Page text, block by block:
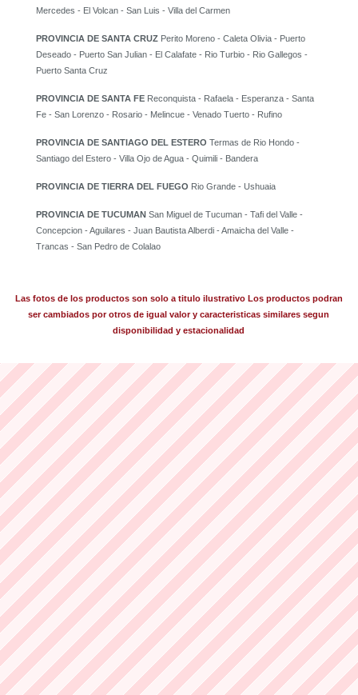
Mercedes - El Volcan - San Luis - Villa del Carmen
PROVINCIA DE SANTA CRUZ Perito Moreno - Caleta Olivia - Puerto
Deseado - Puerto San Julian - El Calafate - Rio Turbio - Rio Gallegos -
Puerto Santa Cruz
PROVINCIA DE SANTA FE Reconquista - Rafaela - Esperanza - Santa
Fe - San Lorenzo - Rosario - Melincue - Venado Tuerto - Rufino
PROVINCIA DE SANTIAGO DEL ESTERO Termas de Rio Hondo -
Santiago del Estero - Villa Ojo de Agua - Quimili - Bandera
PROVINCIA DE TIERRA DEL FUEGO Rio Grande - Ushuaia
PROVINCIA DE TUCUMAN San Miguel de Tucuman - Tafi del Valle -
Concepcion - Aguilares - Juan Bautista Alberdi - Amaicha del Valle -
Trancas - San Pedro de Colalao
Las fotos de los productos son solo a titulo ilustrativo Los productos podran
ser cambiados por otros de igual valor y caracteristicas similares segun
disponibilidad y estacionalidad